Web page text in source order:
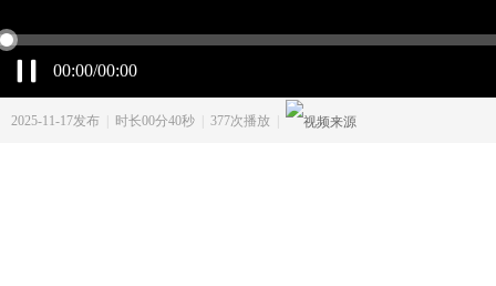
00:00/00:00
2025-11-17发布 时长00分40秒 377次播放